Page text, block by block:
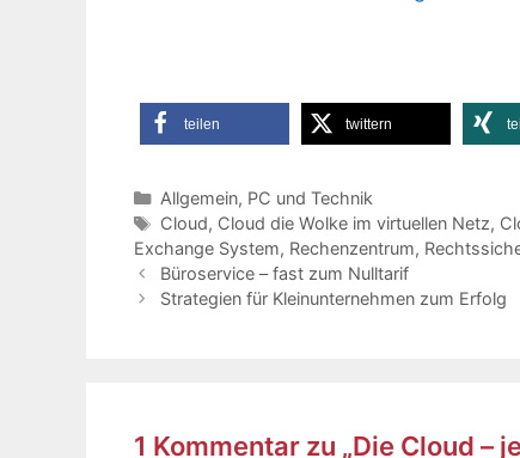
teilen twittern
Kategorien
Allgemein, PC und Technik
Schlagwörter
Cloud, Cloud die Wolke im virtuellen Netz,
Exchange System, Rechenzentrum,
Büroservice – fast zum Nulltarif
Strategien für Kleinunternehmen zum Erfolg
1 Kommentar zu „Die Cloud –